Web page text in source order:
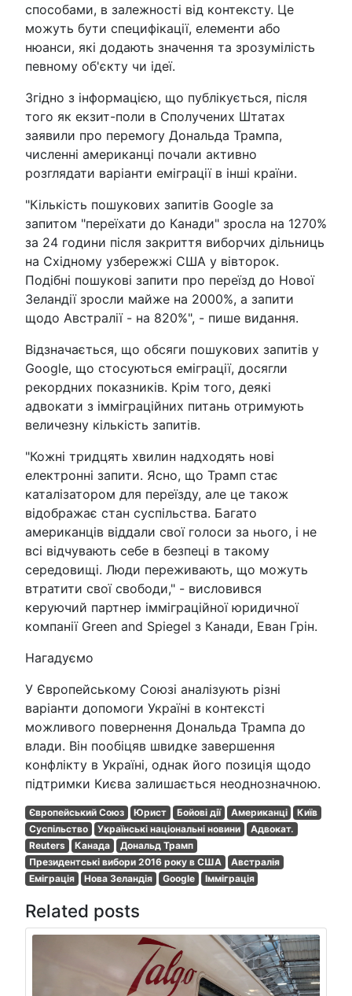
способами, в залежності від контексту. Це
можуть бути специфікації, елементи або
нюанси, які додають значення та зрозумілість
певному об'єкту чи ідеї.
Згідно з інформацією, що публікується, після
того як екзит-поли в Сполучених Штатах
заявили про перемогу Дональда Трампа,
численні американці почали активно
розглядати варіанти еміграції в інші країни.
"Кількість пошукових запитів Google за
запитом "переїхати до Канади" зросла на 1270%
за 24 години після закриття виборчих дільниць
на Східному узбережжі США у вівторок.
Подібні пошукові запити про переїзд до Нової
Зеландії зросли майже на 2000%, а запити
щодо Австралії - на 820%", - пише видання.
Відзначається, що обсяги пошукових запитів у
Google, що стосуються еміграції, досягли
рекордних показників. Крім того, деякі
адвокати з імміграційних питань отримують
величезну кількість запитів.
"Кожні тридцять хвилин надходять нові
електронні запити. Ясно, що Трамп стає
каталізатором для переїзду, але це також
відображає стан суспільства. Багато
американців віддали свої голоси за нього, і не
всі відчувають себе в безпеці в такому
середовищі. Люди переживають, що можуть
втратити свої свободи," - висловився
керуючий партнер імміграційної юридичної
компанії Green and Spiegel з Канади, Еван Грін.
Нагадуємо
У Європейському Союзі аналізують різні
варіанти допомоги Україні в контексті
можливого повернення Дональда Трампа до
влади. Він пообіцяв швидке завершення
конфлікту в Україні, однак його позиція щодо
підтримки Києва залишається неоднозначною.
Європейський Союз Юрист Бойові дії Американці
Київ
Суспільство
Українські національні новини
Адвокат.
Reuters
Канада
Дональд Трамп
Президентські вибори 2016 року в США
Австралія
Еміграція
Нова Зеландія Google Імміграція
Related posts